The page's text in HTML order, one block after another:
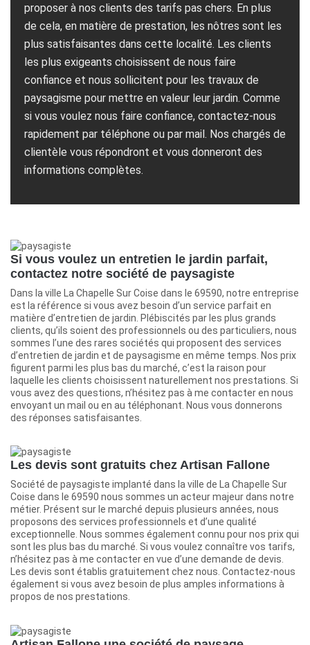
proposer à nos clients des tarifs pas chers. En plus
de cela, en matière de prestation, les nôtres sont les
plus satisfaisantes dans cette localité. Les clients
les plus exigeants choisissent de nous faire
confiance et nous sollicitent pour les travaux de
paysagisme pour mettre en valeur leur jardin. Comme
si vous voulez nous faire confiance, contactez-nous
rapidement par téléphone ou par mail. Nos chargés de
clientèle vous répondront et vous donneront des
informations complètes.
Si vous voulez un entretien le jardin parfait,
contactez notre société de paysagiste
Dans la ville La Chapelle Sur Coise dans le 69590, notre entreprise
est la référence si vous avez besoin d’un service parfait en
matière d’entretien de jardin. Plébiscités par les plus grands
clients, qu’ils soient des professionnels ou des particuliers, nous
sommes l’une des rares sociétés qui proposent des services
d’entretien de jardin et de paysagisme en même temps. Nos prix
figurent parmi les plus bas du marché, c’est la raison pour
laquelle les clients choisissent naturellement nos prestations. Si
vous avez des questions, n’hésitez pas à me contacter en nous
envoyant un mail ou en au téléphonant. Nous vous donnerons
des réponses satisfaisantes.
Les devis sont gratuits chez Artisan Fallone
Société de paysagiste implanté dans la ville de La Chapelle Sur
Coise dans le 69590 nous sommes un acteur majeur dans notre
métier. Présent sur le marché depuis plusieurs années, nous
proposons des services professionnels et d’une qualité
exceptionnelle. Nous sommes également connu pour nos prix qui
sont les plus bas du marché. Si vous voulez connaître vos tarifs,
n’hésitez pas à me contacter en vue d’une demande de devis.
Les devis sont établis gratuitement chez nous. Contactez-nous
également si vous avez besoin de plus amples informations à
propos de nos prestations.